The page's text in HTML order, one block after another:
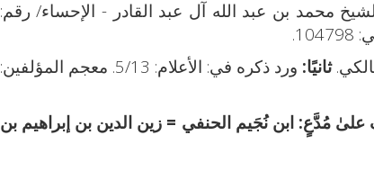
محمد بن عبد الله آل عبد القادر - الإحساء/ رقم:
ثانيًا:
ورد ذكره في: الأعلام: 5/13. معجم المؤلفين:
ابن نُجَيم الحنفي = زين الدين بن إبراهيم بن